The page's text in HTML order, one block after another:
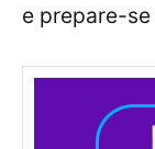
e prepare-